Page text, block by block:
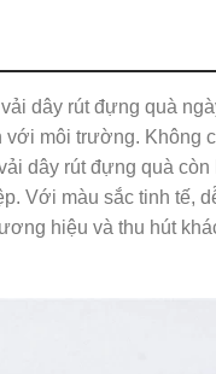
dây rút đựng quà
môi trường. Không
dây rút đựng quà
Với màu sắc tinh tế,
hiệu và thu hút